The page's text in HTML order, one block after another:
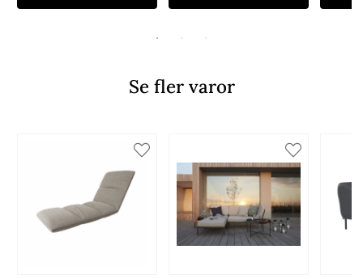
Se fler varor